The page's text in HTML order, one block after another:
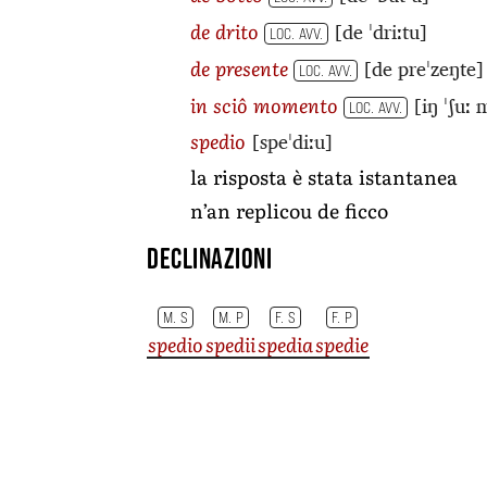
de drito LOC. AVV. [de ˈdriːtu]
de presente LOC. AVV. [de preˈzeŋte]
in sciô momento LOC. AVV. [iŋ ˈʃuː
spedio [speˈdiːu]
la risposta è stata istantanea
n’an replicou de ficco
Declinazioni
M. S M. P F. S F. P
spediospediispediaspedie